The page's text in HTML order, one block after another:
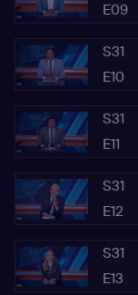
E09
S31
E10
S31
E11
S31
E12
S31
E13